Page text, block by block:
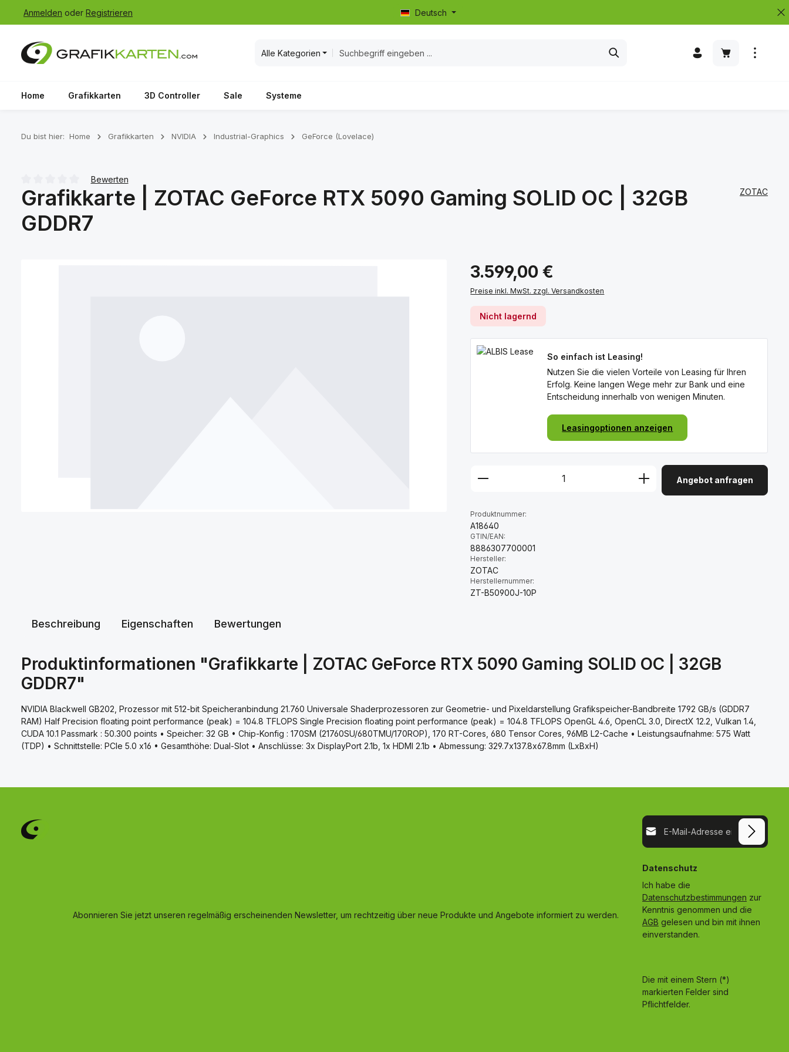
Hauptinhalt springen
Zur Suche springen
Zur Hauptnavigation springen
Anmelden oder Registrieren Deutsch
Alle Kategorien
Warenkorb
Home Grafikkarten 3D Controller Sale Systeme
Du bist hier: Home Grafikkarten NVIDIA Industrial-Graphics GeForce (Lovelace)
Durchschnittliche Bewertung von 0 von 5 Sternen
Bewerten
Grafikkarte | ZOTAC GeForce RTX 5090 Gaming SOLID OC | 32GB
GDDR7
ZOTAC
Regulärer Preis:
3.599,00 €
Preise inkl. MwSt. zzgl. Versandkosten
Nicht lagernd
So einfach ist Leasing!
Nutzen Sie die vielen Vorteile von Leasing für Ihren
Erfolg. Keine langen Wege mehr zur Bank und eine
Entscheidung innerhalb von wenigen Minuten.
Leasingoptionen anzeigen
Angebot anfragen
Produktnummer:
A18640
GTIN/EAN:
8886307700001
Hersteller:
ZOTAC
Herstellernummer:
ZT-B50900J-10P
Beschreibung Eigenschaften Bewertungen
Produktinformationen "Grafikkarte | ZOTAC GeForce RTX 5090 Gaming SOLID OC | 32GB
GDDR7"
NVIDIA Blackwell GB202, Prozessor mit 512-bit Speicheranbindung 21.760 Universale Shaderprozessoren zur Geometrie- und Pixeldarstellung Grafikspeicher-Bandbreite 1792 GB/s (GDDR7
RAM) Half Precision floating point performance (peak) = 104.8 TFLOPS Single Precision floating point performance (peak) = 104.8 TFLOPS OpenGL 4.6, OpenCL 3.0, DirectX 12.2, Vulkan 1.4,
CUDA 10.1 Passmark : 50.300 points • Speicher: 32 GB • Chip-Konfig : 170SM (21760SU/680TMU/170ROP), 170 RT-Cores, 680 Tensor Cores, 96MB L2-Cache • Leistungsaufnahme: 575 Watt
(TDP) • Schnittstelle: PCIe 5.0 x16 • Gesamthöhe: Dual-Slot • Anschlüsse: 3x DisplayPort 2.1b, 1x HDMI 2.1b • Abmessung: 329.7x137.8x67.8mm (LxBxH)
Abonnieren Sie jetzt unseren regelmäßig erscheinenden Newsletter, um rechtzeitig über neue Produkte und Angebote informiert zu werden.
E-Mail-Adresse*
Datenschutz
Ich habe die
Datenschutzbestimmungen zur
Kenntnis genommen und die
AGB gelesen und bin mit ihnen
einverstanden.
Die mit einem Stern (*)
markierten Felder sind
Pflichtfelder.